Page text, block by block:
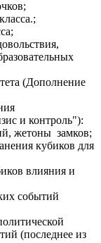
(Дополнение
и контроль"):
жетоны замков;
кубиков для
влияния и
событий
(последнее из